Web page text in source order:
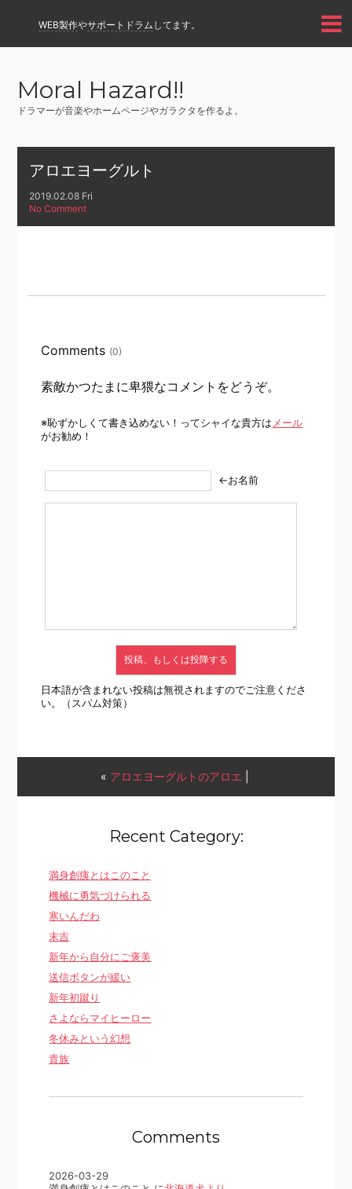
WEB製作やサポートドラム してます。
Moral Hazard!!
ドラマーが音楽やホームページやガラクタを作るよ。
アロエヨーグルト
2019.02.08 Fri
No Comment
Comments (0)
素敵かつたまに卑猥なコメントをどうぞ。
※恥ずかしくて書き込めない！ってシャイな貴方は メール
がお勧め！
←お名前
日本語が含まれない投稿は無視されますのでご注意くださ
い。（スパム対策）
« アロエヨーグルトのアロエ
Recent Category:
満身創痍とはこのこと
機械に勇気づけられる
寒いんだわ
末吉
新年から自分にご褒美
送信ボタンが緩い
新年初蹴り
さよならマイヒーロー
冬休みという幻想
貴族
Comments
2026-03-29